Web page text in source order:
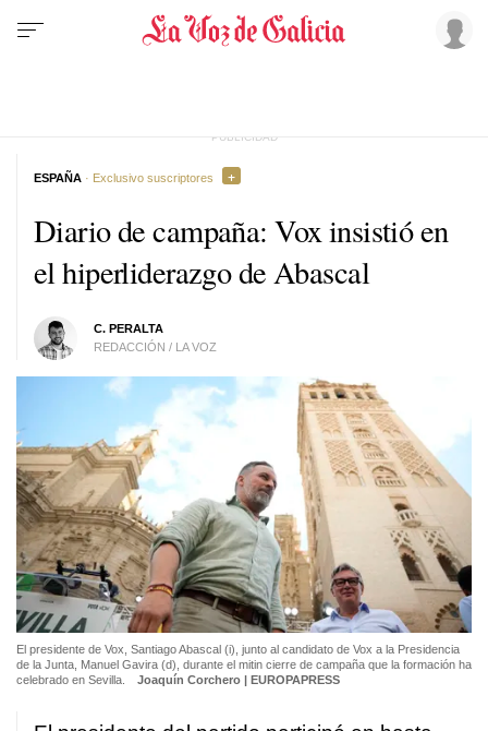
Diario de campaña: Vox insistió en
el hiperliderazgo de Abascal
C. PERALTA
REDACCIÓN / LA VOZ
ESPAÑA · Exclusivo suscriptores
El presidente de Vox, Santiago Abascal (i), junto al candidato de Vox a la Presidencia
de la Junta, Manuel Gavira (d), durante el mitin cierre de campaña que la formación ha
celebrado en Sevilla.
Joaquín Corchero | EUROPAPRESS